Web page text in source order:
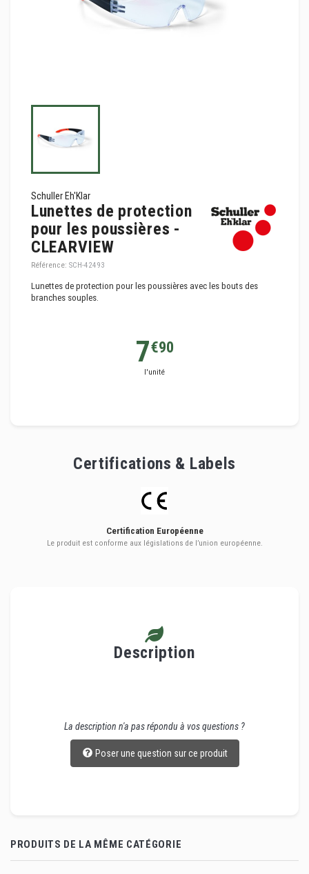
Schuller Eh'Klar
Lunettes de protection
pour les poussières -
CLEARVIEW
Référence: SCH-42493
Lunettes de protection pour les poussières avec les bouts des
branches souples.
7€90
l'unité
Certifications & Labels
Certification Européenne
Le produit est conforme aux législations de l’union européenne.
Description
La description n'a pas répondu à vos questions ?
Poser une question sur ce produit
PRODUITS DE LA MÊME CATÉGORIE